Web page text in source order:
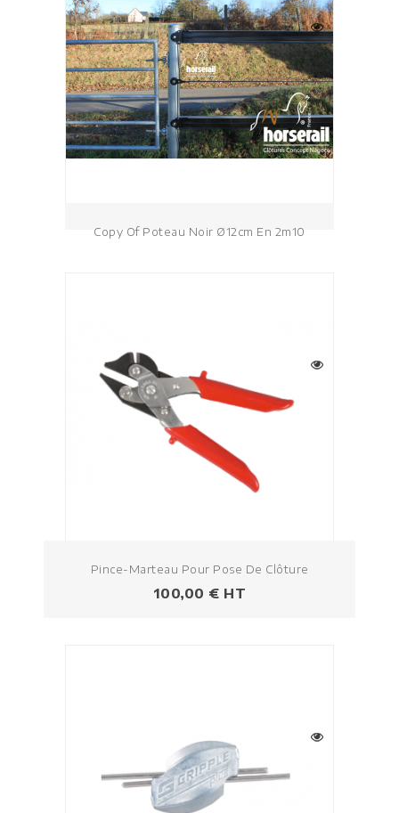
Copy Of Poteau Noir Ø12cm En 2m10
Pince-Marteau Pour Pose De Clôture
Prezzo
100,00 € HT